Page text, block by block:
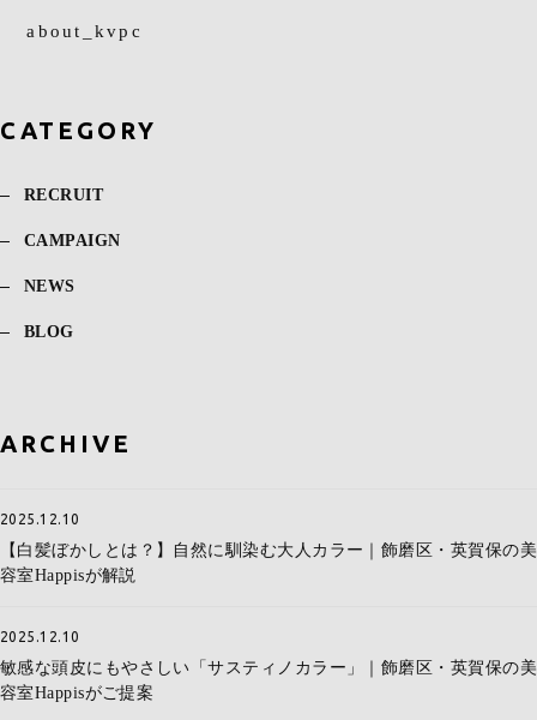
about_kvpc
CATEGORY
RECRUIT
CAMPAIGN
NEWS
BLOG
ARCHIVE
2025.12.10
【白髪ぼかしとは？】自然に馴染む大人カラー｜飾磨区・英賀保の美
容室Happisが解説
2025.12.10
敏感な頭皮にもやさしい「サスティノカラー」｜飾磨区・英賀保の美
容室Happisがご提案